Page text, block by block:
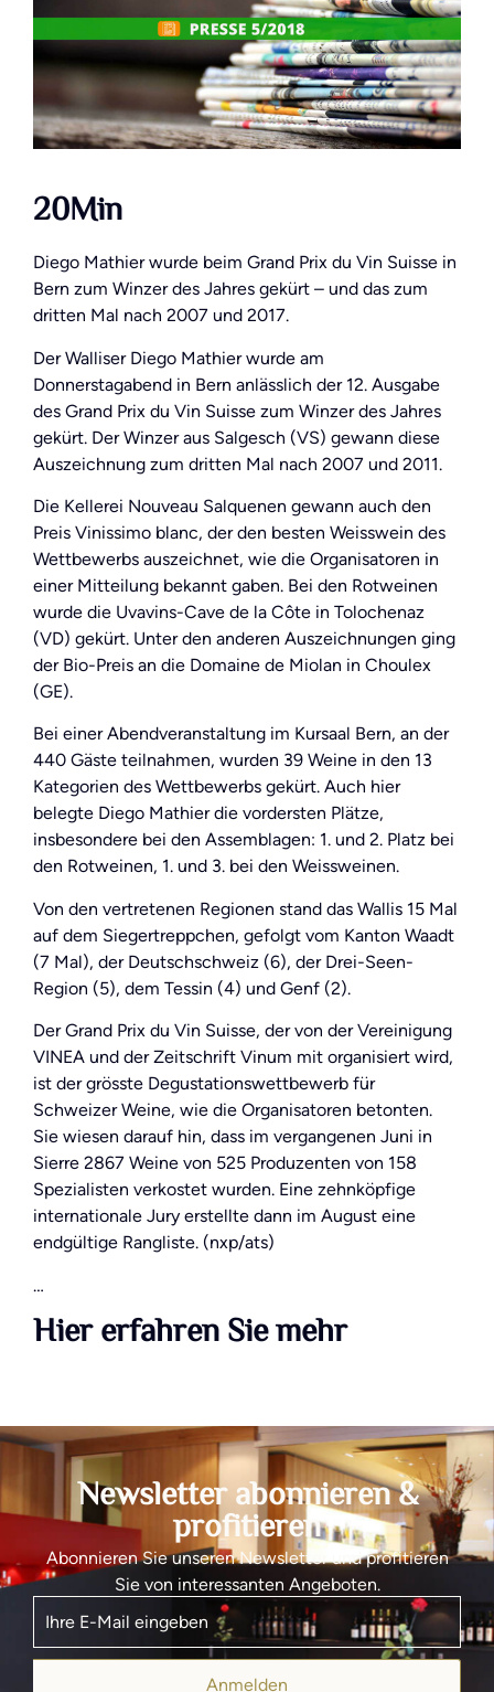
20Min
Diego Mathier wurde beim Grand Prix du Vin Suisse in
Bern zum Winzer des Jahres gekürt – und das zum
dritten Mal nach 2007 und 2017.
Der Walliser Diego Mathier wurde am
Donnerstagabend in Bern anlässlich der 12. Ausgabe
des Grand Prix du Vin Suisse zum Winzer des Jahres
gekürt. Der Winzer aus Salgesch (VS) gewann diese
Auszeichnung zum dritten Mal nach 2007 und 2011.
Die Kellerei Nouveau Salquenen gewann auch den
Preis Vinissimo blanc, der den besten Weisswein des
Wettbewerbs auszeichnet, wie die Organisatoren in
einer Mitteilung bekannt gaben. Bei den Rotweinen
wurde die Uvavins-Cave de la Côte in Tolochenaz
(VD) gekürt. Unter den anderen Auszeichnungen ging
der Bio-Preis an die Domaine de Miolan in Choulex
(GE).
Bei einer Abendveranstaltung im Kursaal Bern, an der
440 Gäste teilnahmen, wurden 39 Weine in den 13
Kategorien des Wettbewerbs gekürt. Auch hier
belegte Diego Mathier die vordersten Plätze,
insbesondere bei den Assemblagen: 1. und 2. Platz bei
den Rotweinen, 1. und 3. bei den Weissweinen.
Von den vertretenen Regionen stand das Wallis 15 Mal
auf dem Siegertreppchen, gefolgt vom Kanton Waadt
(7 Mal), der Deutschschweiz (6), der Drei-Seen-
Region (5), dem Tessin (4) und Genf (2).
Der Grand Prix du Vin Suisse, der von der Vereinigung
VINEA und der Zeitschrift Vinum mit organisiert wird,
ist der grösste Degustationswettbewerb für
Schweizer Weine, wie die Organisatoren betonten.
Sie wiesen darauf hin, dass im vergangenen Juni in
Sierre 2867 Weine von 525 Produzenten von 158
Spezialisten verkostet wurden. Eine zehnköpfige
internationale Jury erstellte dann im August eine
endgültige Rangliste. (nxp/ats)
…
Hier erfahren Sie mehr
Newsletter abonnieren &
profitieren
Abonnieren Sie unseren Newsletter und profitieren
Sie von interessanten Angeboten.
Anmelden